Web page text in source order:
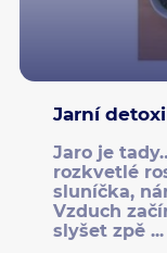
Jarní
Jaro je
rozkvetlé
sluníčka,
Vzduch
slyšet zpě ...